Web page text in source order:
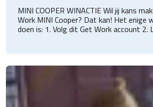
️MINI COOPER WINACTIE️ Wil jij kans
Work MINI Cooper? Dat kan! Het enige
doen is: 1. Volg dit Get Work account 2.
ons werkt! (Laat dit dan even weten in
*Deze winactie is niet gesponsord of
Meta **De winnaar wordt willekeurig
winactie sluit 12:00 21 mei 2026